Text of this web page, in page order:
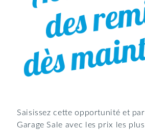
Saisissez cette opportunité et
Garage Sale avec les prix les